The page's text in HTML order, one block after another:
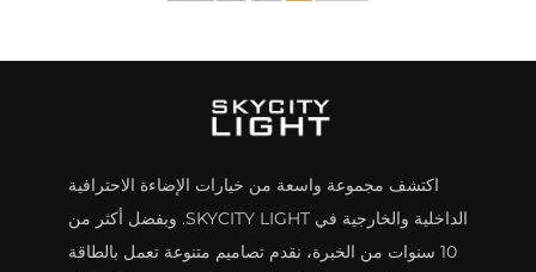
اكتشف مجموعة واسعة من خيارات الإضاءة الاحترافية
الداخلية والخارجية في SKYCITY LIGHT. وبفضل أكثر من
10 سنوات من الخبرة، نقدم تصاميم متنوعة تعمل بالطاقة